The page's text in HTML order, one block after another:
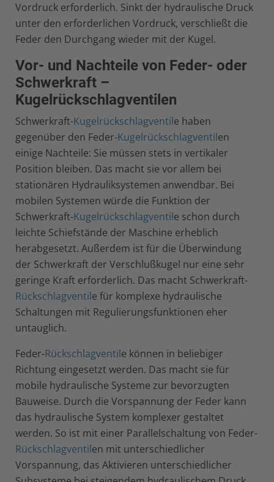
Vordruck erforderlich. Sinkt der hydraulische Druck
unter den erforderlichen Vordruck, verschließt die
Feder den Durchgang wieder mit der Kugel.
Vor- und Nachteile von Feder- oder
Schwerkraft –
Kugelrückschlagventilen
Schwerkraft-Kugelrückschlagventile haben
gegenüber den Feder-Kugelrückschlagventilen
einige Nachteile: Sie müssen stets in vertikaler
Position bleiben. Das macht sie vor allem bei
stationären Hydrauliksystemen anwendbar. Bei
mobilen Systemen würde die Funktion der
Schwerkraft-Kugelrückschlagventile schon durch
leichte Schiefstände der Maschine erheblich
herabgesetzt. Außerdem ist für die Überwindung
der Schwerkraft der Verschlußkugel nur eine sehr
geringe Kraft erforderlich. Das macht Schwerkraft-
Rückschlagventile für komplexe hydraulische
Schaltungen mit Regulierungsfunktionen eher
untauglich.
Feder-Rückschlagventile können in beliebiger
Richtung eingesetzt werden. Das macht sie für
mobile hydraulische Systeme zur bevorzugten
Bauweise. Durch die Vorspannung der Feder kann
das hydraulische System komplexer gestaltet
werden. So ist mit einer Parallelschaltung von Feder-
Rückschlagventilen mit unterschiedlicher
Vorspannung, das Aktivieren unterschiedlicher